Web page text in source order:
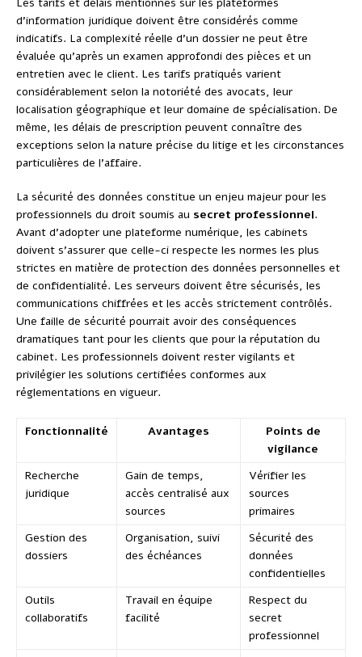
d’information juridique doivent être considérés comme
indicatifs. La complexité réelle d’un dossier ne peut être
évaluée qu’après un examen approfondi des pièces et un
entretien avec le client. Les tarifs pratiqués varient
considérablement selon la notoriété des avocats, leur
localisation géographique et leur domaine de spécialisation. De
même, les délais de prescription peuvent connaître des
exceptions selon la nature précise du litige et les circonstances
particulières de l’affaire.
La sécurité des données constitue un enjeu majeur pour les
professionnels du droit soumis au secret professionnel.
Avant d’adopter une plateforme numérique, les cabinets
doivent s’assurer que celle-ci respecte les normes les plus
strictes en matière de protection des données personnelles et
de confidentialité. Les serveurs doivent être sécurisés, les
communications chiffrées et les accès strictement contrôlés.
Une faille de sécurité pourrait avoir des conséquences
dramatiques tant pour les clients que pour la réputation du
cabinet. Les professionnels doivent rester vigilants et
privilégier les solutions certifiées conformes aux
réglementations en vigueur.
Fonctionnalité Avantages
Points de
vigilance
Recherche
juridique
Gain de temps,
accès centralisé aux
sources
Vérifier les
sources
primaires
Gestion des
dossiers
Organisation, suivi
des échéances
Sécurité des
données
confidentielles
Outils
collaboratifs
Travail en équipe
facilité
Respect du
secret
professionnel